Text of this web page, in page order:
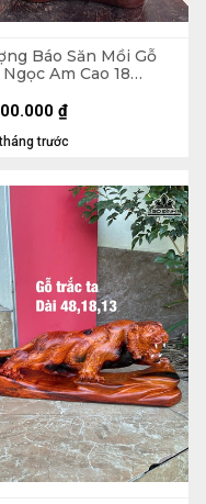
Báo Săn Mồi Gỗ
Am Cao 18
trước
₫